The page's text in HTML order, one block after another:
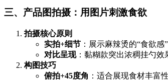
三、产品图拍摄：用图片刺激食欲
拍摄核心原则
实拍+细节 ：展示麻辣烫的“食欲
对比呈现：黏糊款突出浓稠挂勺效
构图技巧
俯拍+45度角 ：适合展现食材丰富